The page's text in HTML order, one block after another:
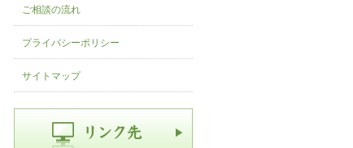
ご相談の流れ
プライバシーポリシー
サイトマップ